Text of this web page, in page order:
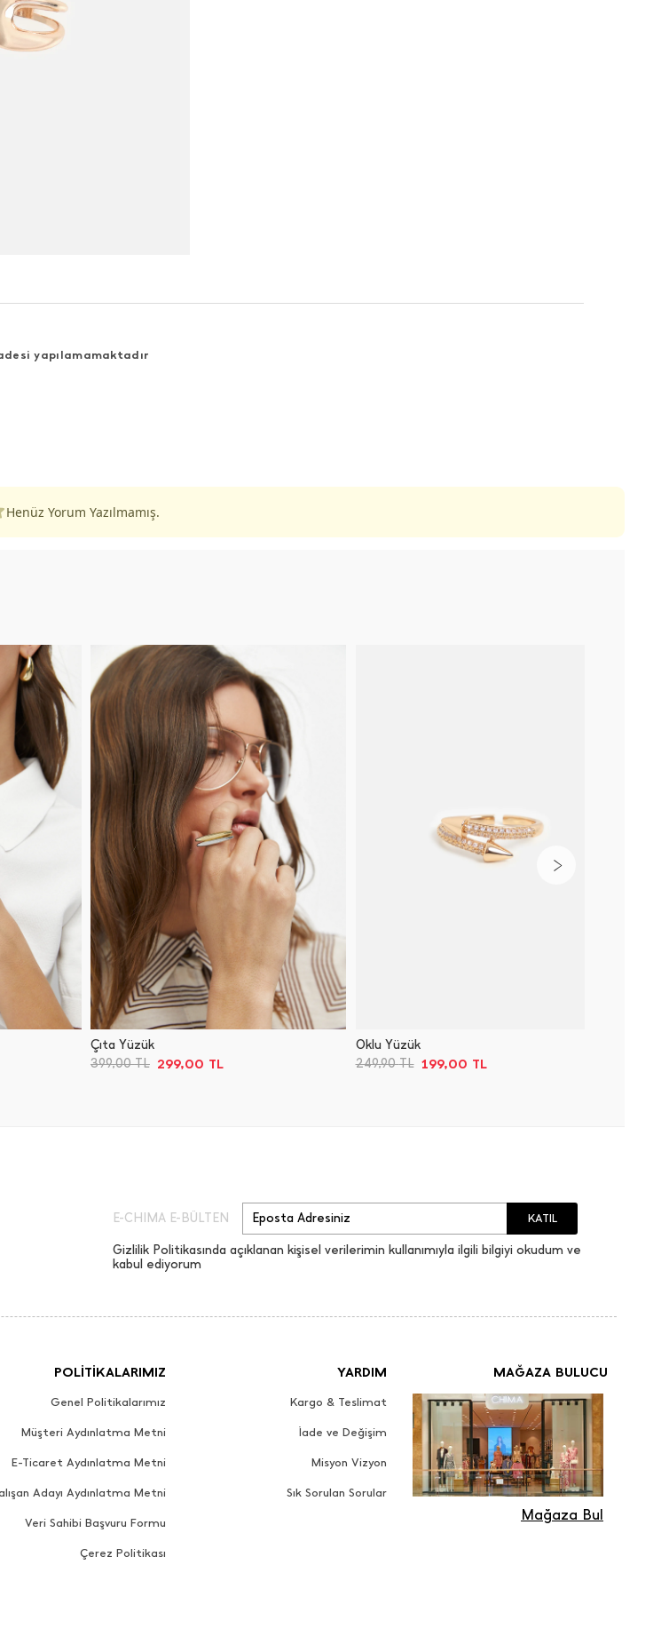
yapılamamaktadır
Henüz Yorum Yazılmamış.
Çıta Yüzük
399,00TL 299,00 TL
Oklu Yüzük
249,90TL 199,00 TL
E-CHIMA E-BÜLTEN KATIL
Gizlilik Politikasında açıklanan kişisel verilerimin kullanımıyla ilgili bilgiyi okudum ve
kabul ediyorum
POLİTİKALARIMIZ
Genel Politikalarımız
Müşteri Aydınlatma Metni
E-Ticaret Aydınlatma Metni
Adayı Aydınlatma Metni
Veri Sahibi Başvuru Formu
Çerez Politikası
YARDIM
Kargo & Teslimat
İade ve Değişim
Misyon Vizyon
Sık Sorulan Sorular
MAĞAZA BULUCU
Mağaza Bul